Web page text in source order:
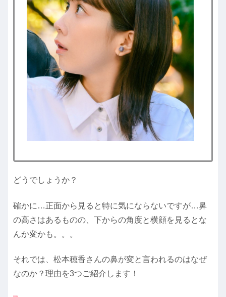
どうでしょうか？
確かに…正面から見ると特に気にならないですが…鼻
の高さはあるものの、下からの角度と横顔を見るとな
んか変かも。。。
それでは、松本穂香さんの鼻が変と言われるのはなぜ
なのか？理由を3つご紹介します！